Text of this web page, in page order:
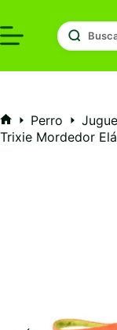
al
contenido
Inicio
Perro
Trixie Mordedor